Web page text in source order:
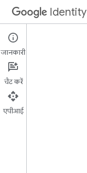
Identity
Passkeys
Google से साइन इन करें
जानकारी
चैट करें
एपीआई